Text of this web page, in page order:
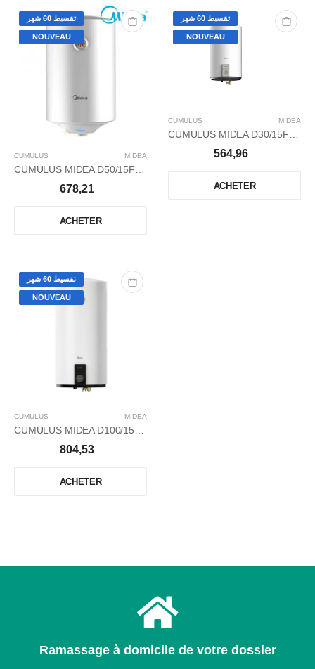
تقسيط 60 شهر
NOUVEAU
CUMULUS MIDEA
CUMULUS MIDEA D50/15F 50L
678,21
ACHETER
تقسيط 60 شهر
NOUVEAU
CUMULUS MIDEA
CUMULUS MIDEA D30/15F 30L
564,96
ACHETER
تقسيط 60 شهر
NOUVEAU
CUMULUS MIDEA
CUMULUS MIDEA D100/15F 100L
804,53
ACHETER
Ramassage à domicile de votre dossier